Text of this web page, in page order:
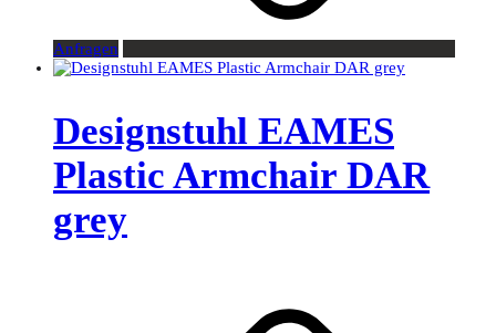
Anfragen
Designstuhl EAMES
Plastic Armchair DAR
grey